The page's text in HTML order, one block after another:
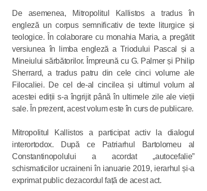
De asemenea, Mitropolitul Kallistos a tradus în
engleză un corpus semnificativ de texte liturgice și
teologice. În colaborare cu monahia Maria, a pregătit
versiunea în limba engleză a Triodului Pascal și a
Mineiului sărbătorilor. Împreună cu G. Palmer și Philip
Sherrard, a tradus patru din cele cinci volume ale
Filocaliei. De cel de-al cincilea și ultimul volum al
acestei ediții s-a îngrijit până în ultimele zile ale vieții
sale. În prezent, acest volum este în curs de publicare.
Mitropolitul Kallistos a participat activ la dialogul
interortodox. După ce Patriarhul Bartolomeu al
Constantinopolului a acordat „autocefalie”
schismaticilor ucraineni în ianuarie 2019, ierarhul și-a
exprimat public dezacordul față de acest act.